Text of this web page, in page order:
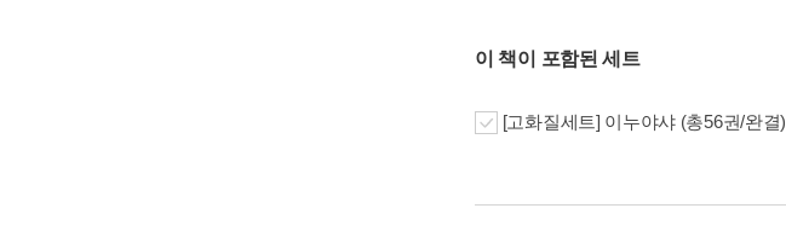
이 책이 포함된 세트
[고화질세트] 이누야샤 (총56권/완결)